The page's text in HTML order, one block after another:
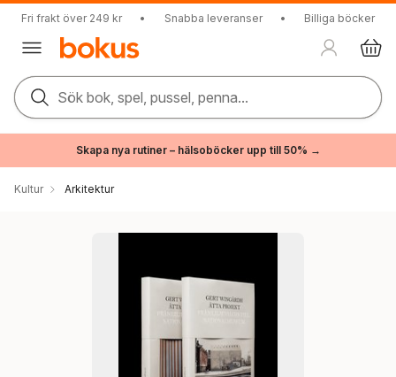
Fri frakt över 249 kr • Snabba leveranser • Billiga böcker
Sök bok, spel, pussel, penna...
Skapa nya rutiner – hälsoböcker upp till 50% →
Kultur Arkitektur